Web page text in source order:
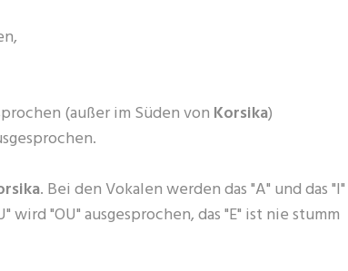
(außer im Süden von Korsika)
. Bei den Vokalen werden das "A" und das "I"
wird "OU" ausgesprochen, das "E" ist nie stumm